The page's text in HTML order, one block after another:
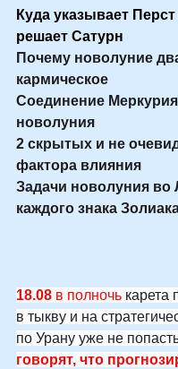
Куда указывает
решает Сатурн
Почему новолуние
кармическое
Соединение Меркурия
новолуния
2 скрытых и не
фактора влияния
Задачи новолуния во
каждого знака
18.08 в полночь карета
в тыкву и на
по Урану уже не
говорят, что